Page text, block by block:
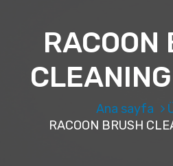
RACOON
Ana sayfa
RACOON BRUSH